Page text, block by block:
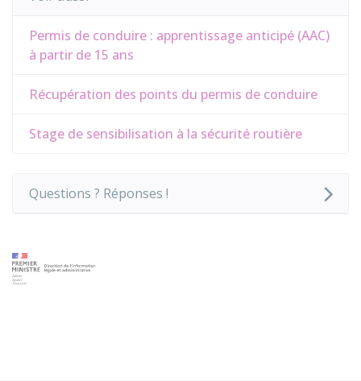
Permis de conduire : apprentissage anticipé (AAC)
à partir de 15 ans
Récupération des points du permis de conduire
Stage de sensibilisation à la sécurité routière
Questions ? Réponses !